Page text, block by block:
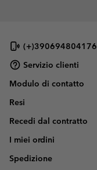
(+)390694804176
Servizio clienti
Modulo di contatto
Resi
Recedi dal contratto
I miei ordini
Spedizione